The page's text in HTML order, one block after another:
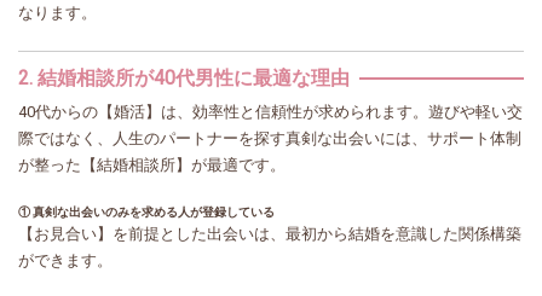
なります。
2. 結婚相談所が40代男性に最適な理由
40代からの【婚活】は、効率性と信頼性が求められます。遊びや軽い交
際ではなく、人生のパートナーを探す真剣な出会いには、サポート体制
が整った【結婚相談所】が最適です。
① 真剣な出会いのみを求める人が登録している
【お見合い】を前提とした出会いは、最初から結婚を意識した関係構築
ができます。